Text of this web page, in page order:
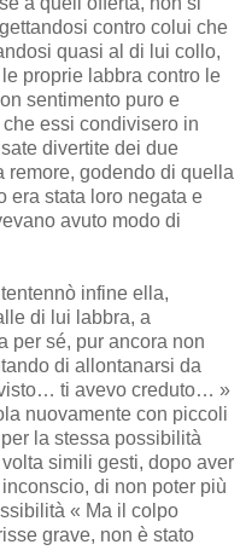
contro colui che
quasi al di lui collo,
proprie labbra contro le
sentimento puro e
essi condivisero in
divertite dei due
remore, godendo di quella
era stata loro negata e
avuto modo di
infine ella,
di lui labbra, a
per sé, pur ancora non
di allontanarsi da
ti avevo creduto… »
nuovamente con piccoli
la stessa possibilità
simili gesti, dopo aver
di non poter più
« Ma il colpo
grave, non è stato